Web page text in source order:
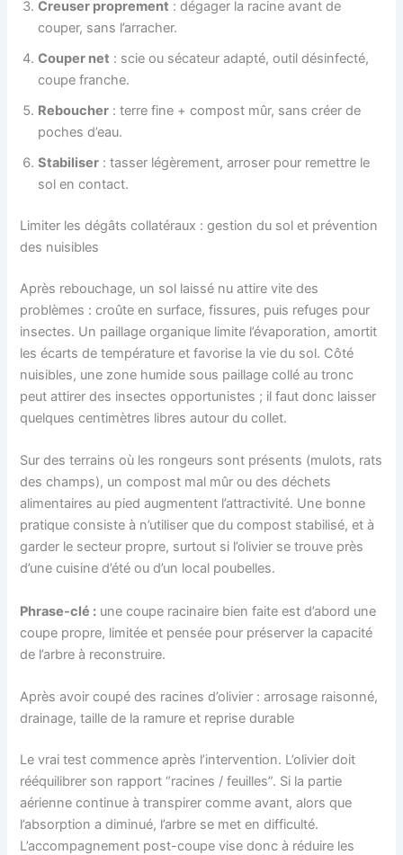
Creuser proprement : dégager la racine avant de
couper, sans l’arracher.
Couper net : scie ou sécateur adapté, outil désinfecté,
coupe franche.
Reboucher : terre fine + compost mûr, sans créer de
poches d’eau.
Stabiliser : tasser légèrement, arroser pour remettre le
sol en contact.
Limiter les dégâts collatéraux : gestion du sol et prévention
des nuisibles
Après rebouchage, un sol laissé nu attire vite des
problèmes : croûte en surface, fissures, puis refuges pour
insectes. Un paillage organique limite l’évaporation, amortit
les écarts de température et favorise la vie du sol. Côté
nuisibles, une zone humide sous paillage collé au tronc
peut attirer des insectes opportunistes ; il faut donc laisser
quelques centimètres libres autour du collet.
Sur des terrains où les rongeurs sont présents (mulots, rats
des champs), un compost mal mûr ou des déchets
alimentaires au pied augmentent l’attractivité. Une bonne
pratique consiste à n’utiliser que du compost stabilisé, et à
garder le secteur propre, surtout si l’olivier se trouve près
d’une cuisine d’été ou d’un local poubelles.
Phrase-clé : une coupe racinaire bien faite est d’abord une
coupe propre, limitée et pensée pour préserver la capacité
de l’arbre à reconstruire.
Après avoir coupé des racines d’olivier : arrosage raisonné,
drainage, taille de la ramure et reprise durable
Le vrai test commence après l’intervention. L’olivier doit
rééquilibrer son rapport “racines / feuilles”. Si la partie
aérienne continue à transpirer comme avant, alors que
l’absorption a diminué, l’arbre se met en difficulté.
L’accompagnement post-coupe vise donc à réduire les